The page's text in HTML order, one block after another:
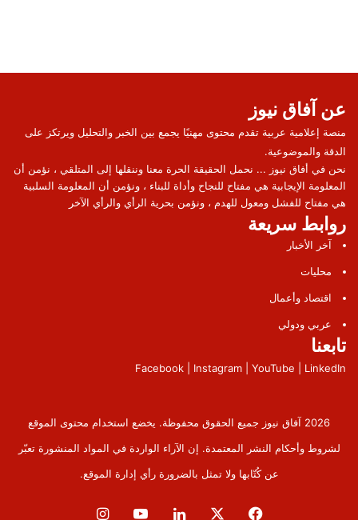
عن آفاق نيوز
منصة إعلامية عربية تقدم محتوى مهنيًا يجمع بين الخبر والتحليل ويرتكز على
الدقة والموضوعية.
نحن في أفاق نيوز ... نحمل الحقيقة الحرة معنا وننقلها إلى المتلقي ، نؤمن أن
المعلومة الإيجابية هي مفتاح للنجاح وأداة للبناء ، ونؤمن أن المعلومة السلبية
هي مفتاح للفشل ومعول للهدم ، ونؤمن بحرية الرأي والرأي الآخر
روابط سريعة
آخر الأخبار
محليات
اقتصاد وأعمال
عربي ودولي
تابعنا
Facebook | Instagram | YouTube | LinkedIn
2026 آفاق نيوز جميع الحقوق محفوظة. يخضع استخدام محتوى الموقع
لشروط وأحكام النشر المعتمدة. إن الآراء الواردة في المواد المنشورة تعبّر
عن كُتّابها ولا تمثل بالضرورة رأي إدارة الموقع.
فيسبوك لينكدإن ‫YouTube